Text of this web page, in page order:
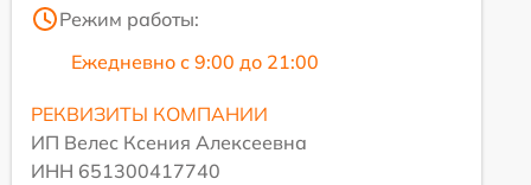
Режим работы:
Ежедневно с 9:00 до 21:00
РЕКВИЗИТЫ КОМПАНИИ
ИП Велес Ксения Алексеевна
ИНН 651300417740